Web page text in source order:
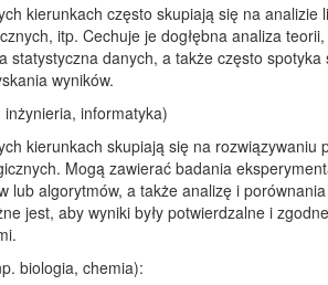
kierunkach często skupiają się na analizie
itp. Cechuje je dogłębna analiza
statystyczna danych, a także często spotyka
wyników.
informatyka)
kierunkach skupiają się na rozwiązywaniu
Mogą zawierać badania
lub algorytmów, a także analizę i
jest, aby wyniki były potwierdzalne i
biologia, chemia):